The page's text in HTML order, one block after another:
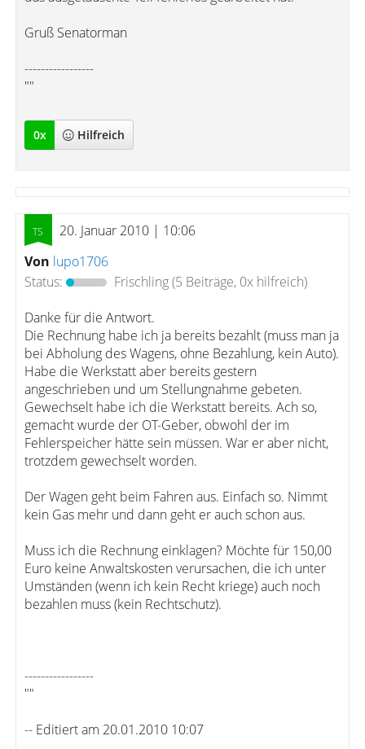
Gruß Senatorman
-----------------
""
0x Hilfreich
20. Januar 2010 | 10:06
Von lupo1706
Status:
Frischling(5 Beiträge, 0x hilfreich)
Danke für die Antwort.
Die Rechnung habe ich ja bereits bezahlt (muss man ja
bei Abholung des Wagens, ohne Bezahlung, kein Auto).
Habe die Werkstatt aber bereits gestern
angeschrieben und um Stellungnahme gebeten.
Gewechselt habe ich die Werkstatt bereits. Ach so,
gemacht wurde der OT-Geber, obwohl der im
Fehlerspeicher hätte sein müssen. War er aber nicht,
trotzdem gewechselt worden.
Der Wagen geht beim Fahren aus. Einfach so. Nimmt
kein Gas mehr und dann geht er auch schon aus.
Muss ich die Rechnung einklagen? Möchte für 150,00
Euro keine Anwaltskosten verursachen, die ich unter
Umständen (wenn ich kein Recht kriege) auch noch
bezahlen muss (kein Rechtschutz).
-----------------
""
-- Editiert am 20.01.2010 10:07